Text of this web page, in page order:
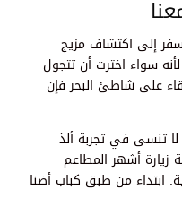
إلى اكتشاف مزيج
سواء اخترت أن تتجول
على شاطئ البحر فإن
تنسى في تجربة ألذ
زيارة أشهر المطاعم
ابتداء من طبق كباب أضنا